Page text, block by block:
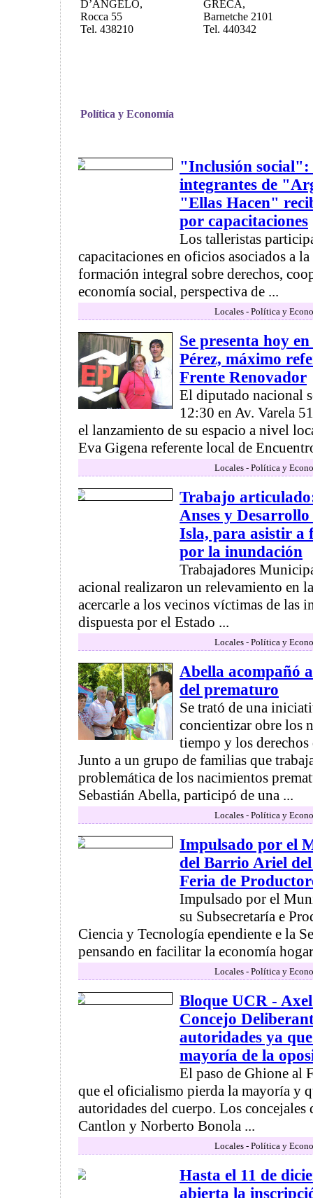
D’ANGELO,
Rocca 55
Tel. 438210
GRECA,
Barnetche 2101
Tel. 440342
Política y Economía
"Inclusión social":
integrantes de
"Ellas Hacen"
por capacitaciones
Los talleristas
capacitaciones en oficios asociados a
formación integral sobre derechos,
economía social, perspectiva de ...
Locales - Política y
Se presenta hoy
Pérez, máximo
Frente Renovador
El diputado nacional
12:30 en Av. Varela
el lanzamiento de su espacio a nivel
Eva Gigena referente local de
Locales - Política y
Trabajo
Anses y
Isla, para asistir a
por la inundación
Trabajadores
acional realizaron un relevamiento en
acercarle a los vecinos víctimas de las
dispuesta por el Estado ...
Locales - Política y
Abella acompañó
del prematuro
Se trató de una
concientizar obre los
tiempo y los
Junto a un grupo de familias que
problemática de los nacimientos
Sebastián Abella, participó de una ...
Locales - Política y
Impulsado por el
del Barrio Ariel
Feria de
Impulsado por el
su Subsecretaría e
Ciencia y Tecnología ependiente e la
pensando en facilitar la economía
Locales - Política y
Bloque UCR -
Concejo
autoridades ya
mayoría de la
El paso de Ghione al
que el oficialismo pierda la mayoría y
autoridades del cuerpo. Los
Cantlon y Norberto Bonola ...
Locales - Política y
Hasta el 11 de
abierta la